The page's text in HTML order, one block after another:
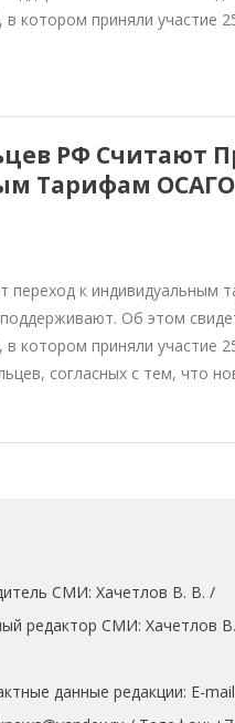
котором приняли участие
РФ Считают
Тарифам
переход к
Об этом
котором приняли участие
согласных с тем, что
СМИ: Хaчeтлoв B. B. /
редактор СМИ: Хaчeтлoв B.
данные редакции: E-